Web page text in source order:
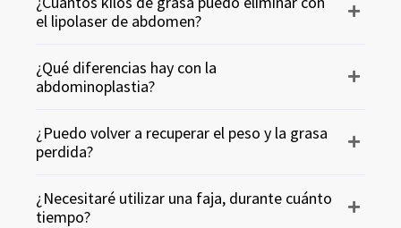
el lipolaser de abdomen?
¿Qué diferencias hay con la
abdominoplastia?
¿Puedo volver a recuperar el peso y la grasa
perdida?
¿Necesitaré utilizar una faja, durante cuánto
tiempo?